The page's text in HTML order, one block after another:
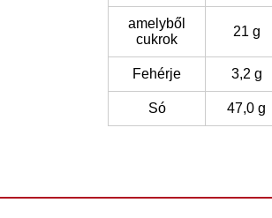
amelyből
cukrok
21 g
Fehérje 3,2 g
Só 47,0 g